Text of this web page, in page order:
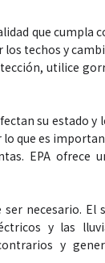
que cumpla
los techos y
utilice
su estado y
lo que es
EPA ofrece
necesario. El
y las
y
une
de Marimba
la tradición en